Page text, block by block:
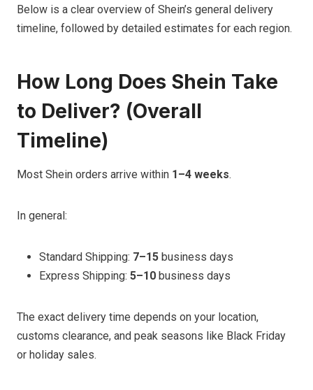
Below is a clear overview of Shein’s general delivery
timeline, followed by detailed estimates for each region.
How Long Does Shein Take
to Deliver? (Overall
Timeline)
Most Shein orders arrive within 1–4 weeks.
In general:
Standard Shipping: 7–15 business days
Express Shipping: 5–10 business days
The exact delivery time depends on your location,
customs clearance, and peak seasons like Black Friday
or holiday sales.